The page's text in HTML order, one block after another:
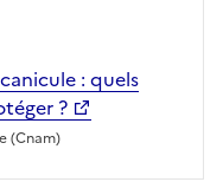
: quels
?
(Cnam)